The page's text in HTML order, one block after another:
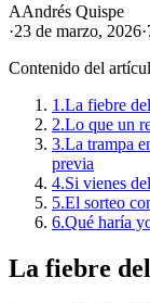
AAndrés Quispe
·23 de marzo, 2026·
Contenido del
1.La fiebre
2.Lo que un
3.La trampa
previa
4.Si vienes
5.El sorteo
6.Qué haría
La fiebre